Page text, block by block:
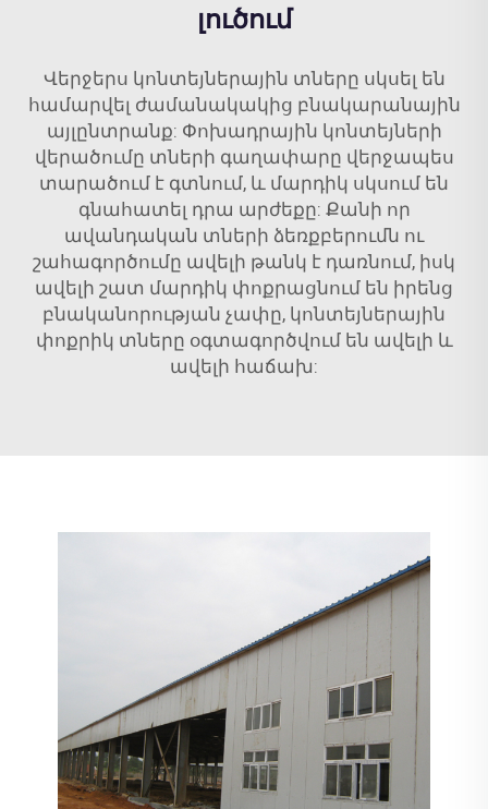
լուծում
Վերջերս կոնտեյներային տները սկսել են
համարվել ժամանակակից բնակարանային
այլընտրանք: Փոխադրային կոնտեյների
վերածումը տների գաղափարը վերջապես
տարածում է գտնում, և մարդիկ սկսում են
գնահատել դրա արժեքը: Քանի որ
ավանդական տների ձեռքբերումն ու
շահագործումը ավելի թանկ է դառնում, իսկ
ավելի շատ մարդիկ փոքրացնում են իրենց
բնականորության չափը, կոնտեյներային
փոքրիկ տները օգտագործվում են ավելի և
ավելի հաճախ: